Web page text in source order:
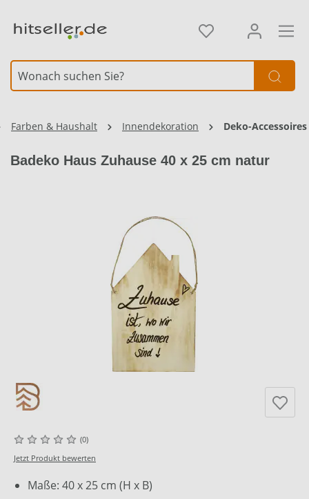
Farben & Haushalt Innendekoration Deko-Accessoires
Badeko Haus Zuhause 40 x 25 cm natur
(0)
Jetzt Produkt bewerten
Maße: 40 x 25 cm (H x B)
Element überspringen